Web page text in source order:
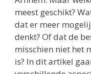
meest geschikt?
dat er meer
denkt? Of dat de
misschien niet het
is? In dit artikel